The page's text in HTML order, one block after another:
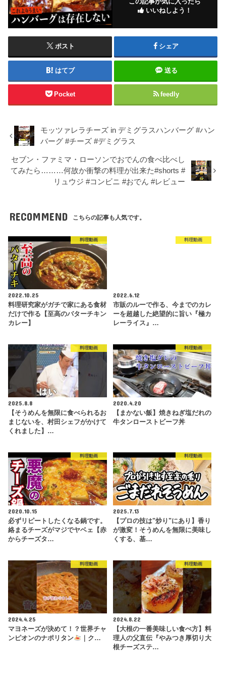
いいねしよう！
ポスト シェア
はてブ 送る
Pocket feedly
モッツァレラチーズ in デミグラスハンバーグ #ハン
バーグ #チーズ #デミグラス
セブン・ファミマ・ローソンでおでんの食べ比べし
てみたら………何故か衝撃の料理が出来た#shorts #
リュウジ #コンビニ #おでん #レビュー
RECOMMEND こちらの記事も人気です。
料理動画
2022.10.25
料理研究家がガチで家にある食材
だけで作る【至高のバターチキン
カレー】
料理動画
2022.6.12
市販のルーで作る、今までのカレ
ーを超越した絶望的に旨い『極カ
レーライス』…
料理動画
2025.8.8
【そうめんを無限に食べられるお
まじないを、村田シェフがかけて
くれました】…
料理動画
2020.4.20
【まかない飯】焼きねぎ塩だれの
牛タンローストビーフ丼
料理動画
2020.10.15
必ずリピートしたくなる鍋です。
絡まるチーズがマジでヤベェ【赤
からチーズタ…
料理動画
2025.7.13
【プロの技は"炒り"にあり】香り
が激変！そうめんを無限に美味し
くする、基…
料理動画
2024.4.25
マヨネーズが決めて！？世界チャ
ンピオンのナポリタン
｜ク…
料理動画
2024.8.22
【大根の一番美味しい食べ方】料
理人の父直伝『やみつき厚切り大
根チーズステ…